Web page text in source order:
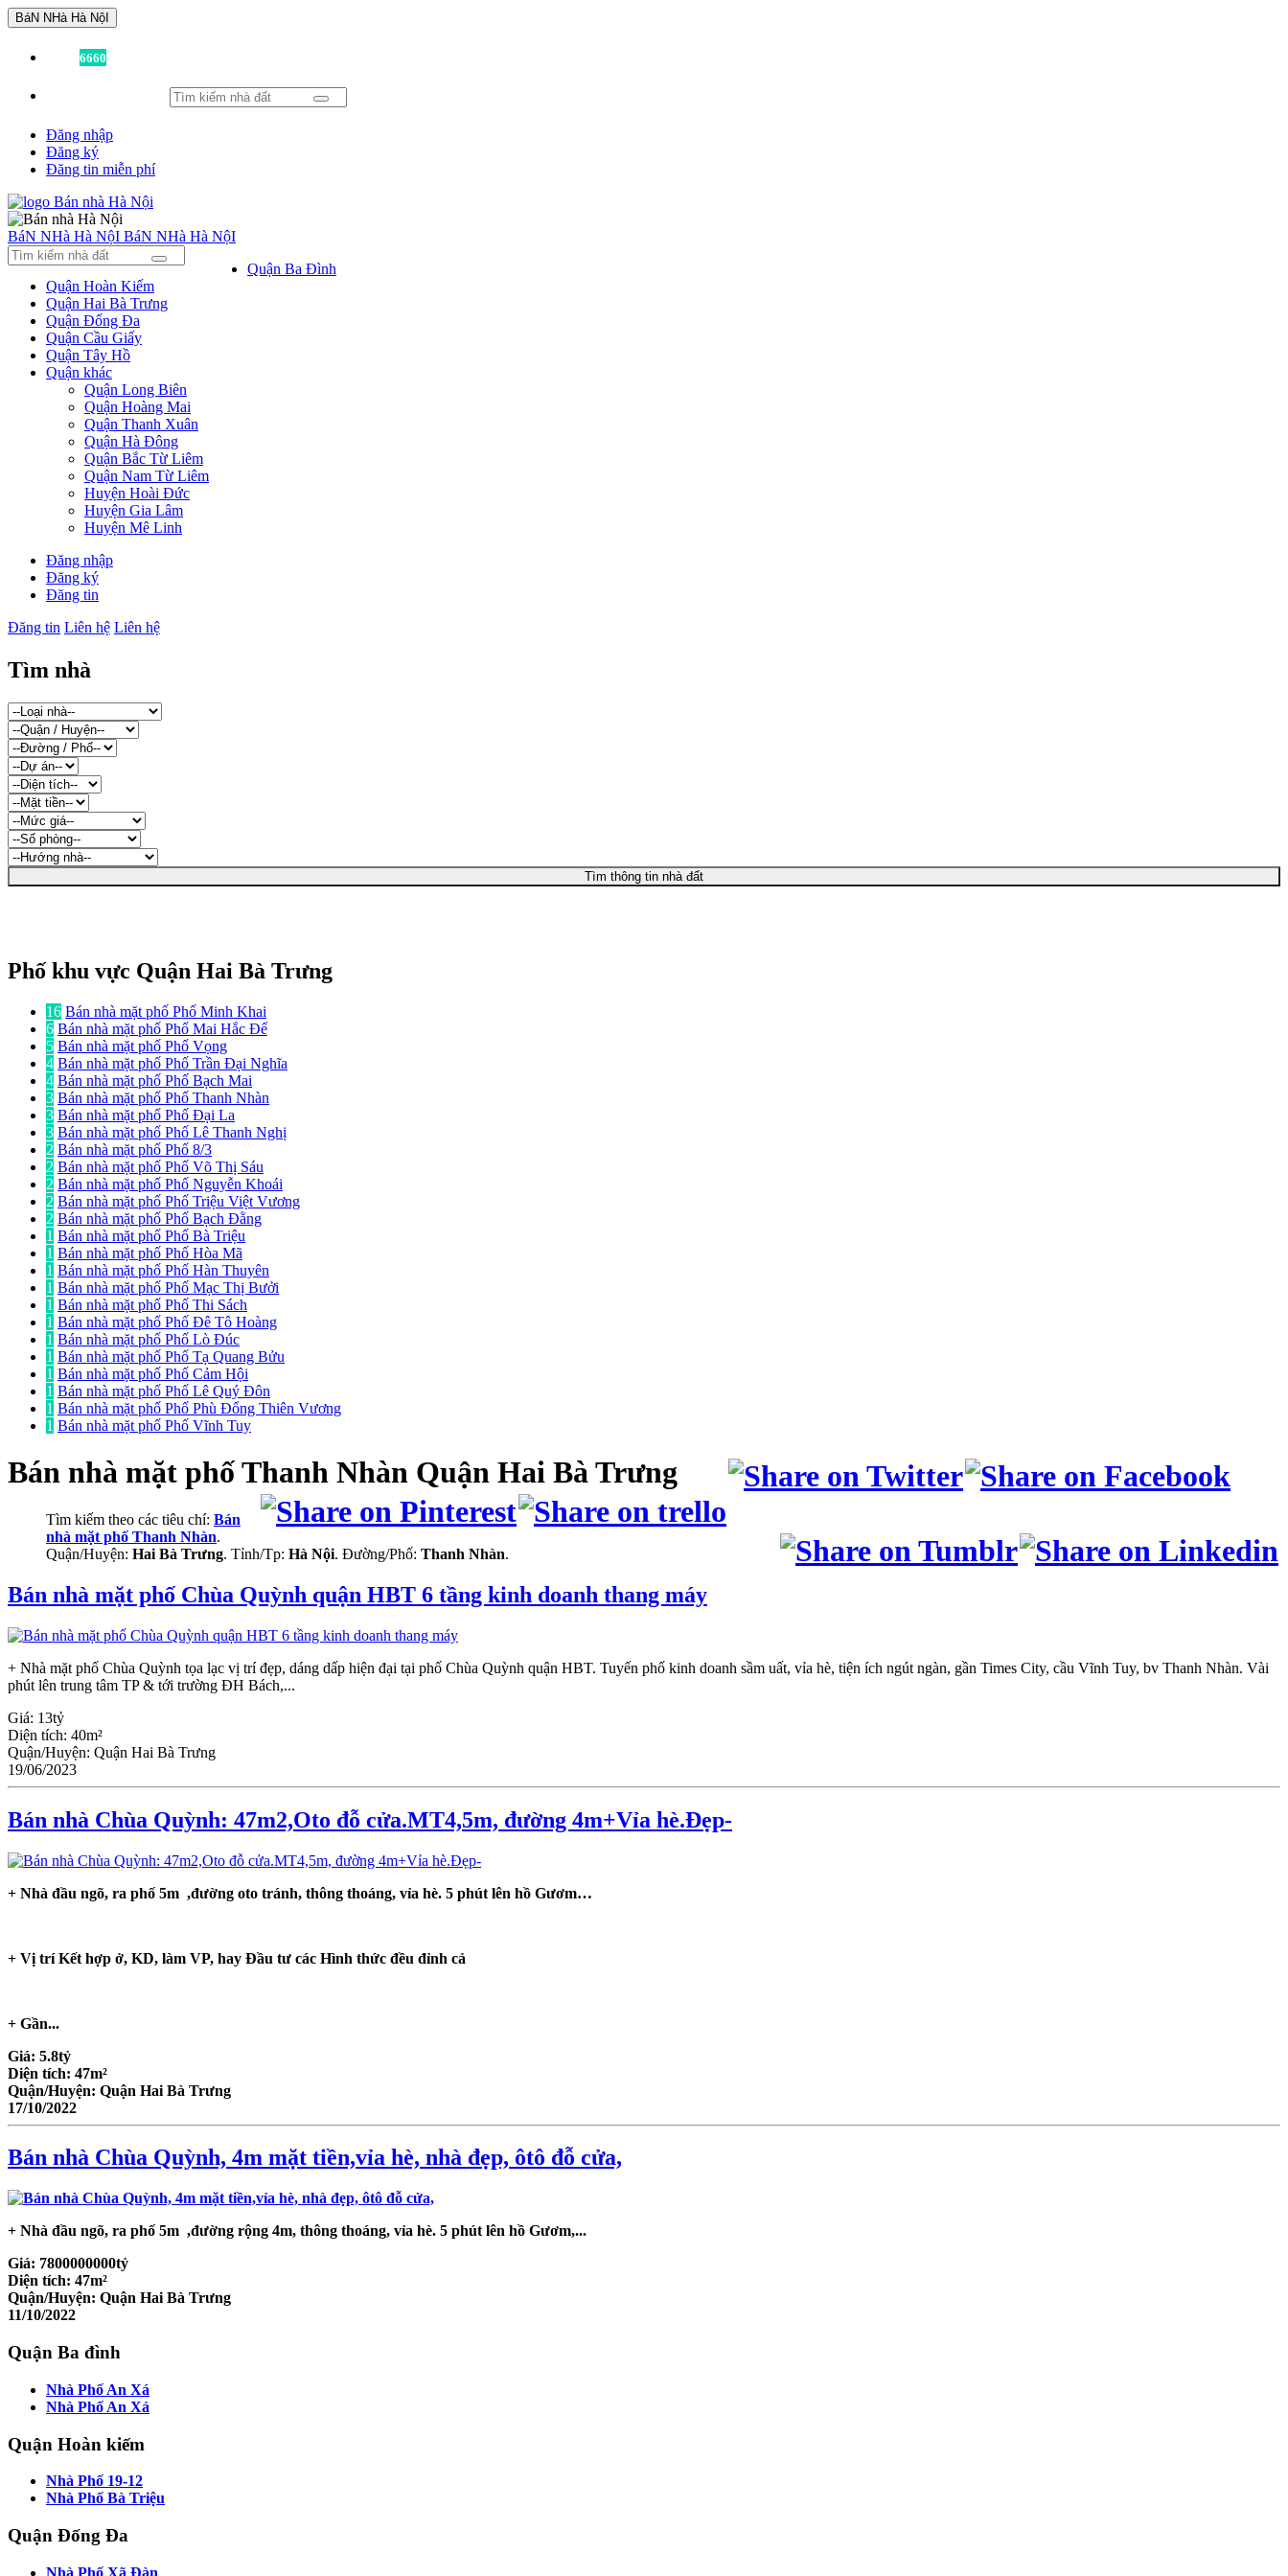
BáN NHà Hà NộI
6660
Đăng nhập
Đăng ký
Đăng tin miễn phí
BáN NHà Hà NộI BáN NHà Hà NộI
Quận Ba Đình
Quận Hoàn Kiếm
Quận Hai Bà Trưng
Quận Đống Đa
Quận Cầu Giấy
Quận Tây Hồ
Quận khác
Quận Long Biên
Quận Hoàng Mai
Quận Thanh Xuân
Quận Hà Đông
Quận Bắc Từ Liêm
Quận Nam Từ Liêm
Huyện Hoài Đức
Huyện Gia Lâm
Huyện Mê Linh
Đăng nhập
Đăng ký
Đăng tin
Đăng tin Liên hệ Liên hệ
Tìm nhà
Tìm thông tin nhà đất
Phố khu vực Quận Hai Bà Trưng
16 Bán nhà mặt phố Phố Minh Khai
6 Bán nhà mặt phố Phố Mai Hắc Đế
5 Bán nhà mặt phố Phố Vọng
4 Bán nhà mặt phố Phố Trần Đại Nghĩa
4 Bán nhà mặt phố Phố Bạch Mai
3 Bán nhà mặt phố Phố Thanh Nhàn
3 Bán nhà mặt phố Phố Đại La
3 Bán nhà mặt phố Phố Lê Thanh Nghị
2 Bán nhà mặt phố Phố 8/3
2 Bán nhà mặt phố Phố Võ Thị Sáu
2 Bán nhà mặt phố Phố Nguyễn Khoái
2 Bán nhà mặt phố Phố Triệu Việt Vương
2 Bán nhà mặt phố Phố Bạch Đằng
1 Bán nhà mặt phố Phố Bà Triệu
1 Bán nhà mặt phố Phố Hòa Mã
1 Bán nhà mặt phố Phố Hàn Thuyên
1 Bán nhà mặt phố Phố Mạc Thị Bưởi
1 Bán nhà mặt phố Phố Thi Sách
1 Bán nhà mặt phố Phố Đê Tô Hoàng
1 Bán nhà mặt phố Phố Lò Đúc
1 Bán nhà mặt phố Phố Tạ Quang Bửu
1 Bán nhà mặt phố Phố Cảm Hội
1 Bán nhà mặt phố Phố Lê Quý Đôn
1 Bán nhà mặt phố Phố Phù Đổng Thiên Vương
1 Bán nhà mặt phố Phố Vĩnh Tuy
Bán nhà mặt phốThanh Nhàn Quận Hai Bà Trưng
Tìm kiếm theo các tiêu chí: Bán
nhà mặt phố Thanh Nhàn.
Quận/Huyện: Hai Bà Trưng. Tỉnh/Tp: Hà Nội. Đường/Phố: Thanh Nhàn.
Bán nhà mặt phố Chùa Quỳnh quận HBT 6 tầng kinh doanh thang máy
+ Nhà mặt phố Chùa Quỳnh tọa lạc vị trí đẹp, dáng dấp hiện đại tại phố Chùa Quỳnh quận HBT. Tuyến phố kinh doanh sầm uất, vỉa hè, tiện ích ngút ngàn, gần Times City, cầu Vĩnh Tuy, bv Thanh Nhàn. Vài
phút lên trung tâm TP & tới trường ĐH Bách,...
Giá: 13tỷ
Diện tích: 40m²
Quận/Huyện: Quận Hai Bà Trưng
19/06/2023
Bán nhà Chùa Quỳnh: 47m2,Oto đỗ cửa.MT4,5m, đường 4m+Vỉa hè.Đẹp-
+ Nhà đầu ngõ, ra phố 5m ,đường oto tránh, thông thoáng, vỉa hè. 5 phút lên hồ Gươm…
+ Vị trí Kết hợp ở, KD, làm VP, hay Đầu tư các Hình thức đều đỉnh cả
+ Gần...
Giá: 5.8tỷ
Diện tích: 47m²
Quận/Huyện: Quận Hai Bà Trưng
17/10/2022
Bán nhà Chùa Quỳnh, 4m mặt tiền,vỉa hè, nhà đẹp, ôtô đỗ cửa,
+ Nhà đầu ngõ, ra phố 5m ,đường rộng 4m, thông thoáng, vỉa hè. 5 phút lên hồ Gươm,...
Giá: 7800000000tỷ
Diện tích: 47m²
Quận/Huyện: Quận Hai Bà Trưng
11/10/2022
Quận Ba đình
Nhà Phố An Xá
Nhà Phố An Xá
Quận Hoàn kiếm
Nhà Phố 19-12
Nhà Phố Bà Triệu
Quận Đống Đa
Nhà Phố Xã Đàn